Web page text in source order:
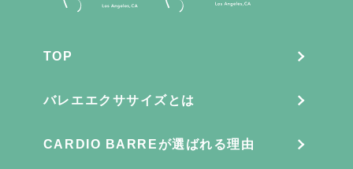
TOP
バレエエクササイズとは
CARDIO BARREが選ばれる理由